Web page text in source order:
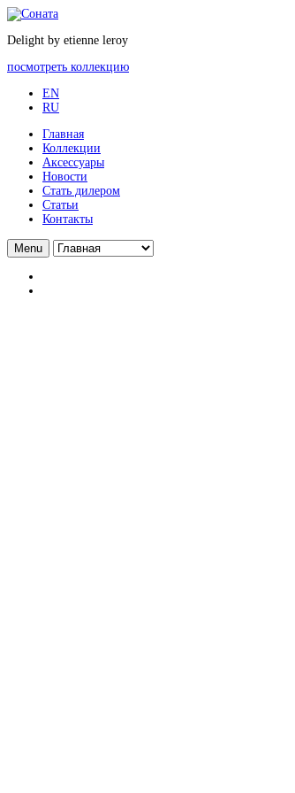
Delight by etienne leroy
посмотреть коллекцию
EN
RU
Главная
Коллекции
Аксессуары
Новости
Стать дилером
Статьи
Контакты
Menu